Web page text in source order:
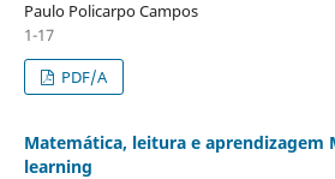
Paulo Policarpo Campos
1-17
PDF/A
Matemática, leitura e aprendizagem
learning